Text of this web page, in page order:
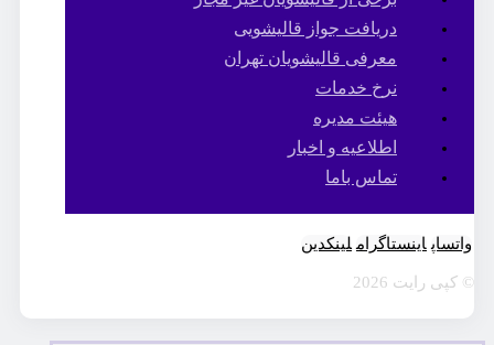
دریافت جواز قالیشویی
معرفی قالیشویان تهران
نرخ خدمات
هیئت مدیره
اطلاعیه و اخبار
تماس باما
واتساپ اینستاگرام لینکدین
© کپی رایت 2026